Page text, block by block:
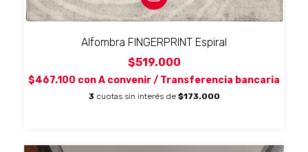
Alfombra FINGERPRINT Espiral
$519.000
$467.100 conA convenir / Transferencia bancaria
3 cuotas sin interés de $173.000